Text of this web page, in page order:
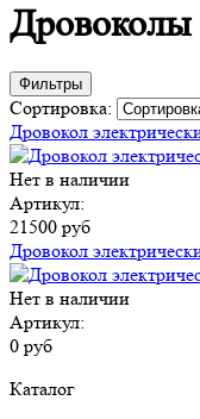
Дровоколы
Фильтры
Сортировка:
Дровокол
Нет в наличии
Артикул:
21500 руб
Дровокол
Нет в наличии
Артикул:
0 руб
Каталог